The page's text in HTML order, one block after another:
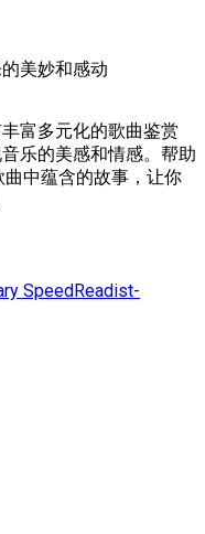
美妙和感动
富多元化的歌曲鉴赏
乐的美感和情感。帮助
中蕴含的故事，让你
SpeedReadist-